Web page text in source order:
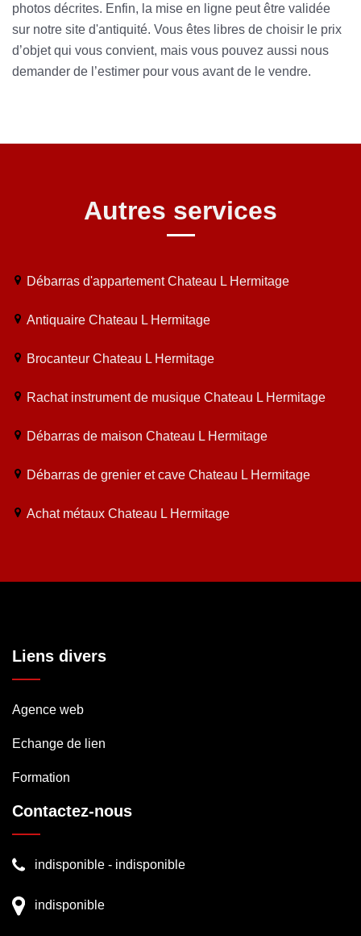
photos décrites. Enfin, la mise en ligne peut être validée
sur notre site d'antiquité. Vous êtes libres de choisir le prix
d’objet qui vous convient, mais vous pouvez aussi nous
demander de l’estimer pour vous avant de le vendre.
Autres services
Débarras d'appartement Chateau L Hermitage
Antiquaire Chateau L Hermitage
Brocanteur Chateau L Hermitage
Rachat instrument de musique Chateau L Hermitage
Débarras de maison Chateau L Hermitage
Débarras de grenier et cave Chateau L Hermitage
Achat métaux Chateau L Hermitage
Liens divers
Agence web
Echange de lien
Formation
Contactez-nous
indisponible - indisponible
indisponible